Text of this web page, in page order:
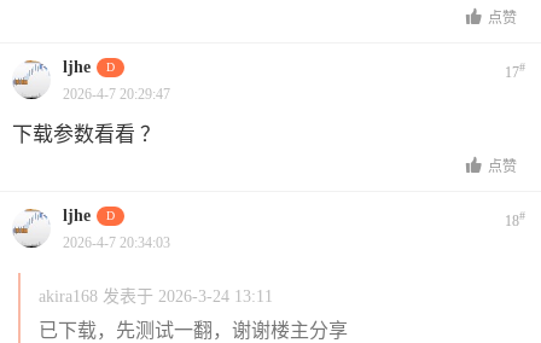
点赞
ljhe D 17#
2026-4-7 20:29:47
下载参数看看 ？
点赞
ljhe D 18#
2026-4-7 20:34:03
akira168 发表于 2026-3-24 13:11
已下载，先测试一翻，谢谢楼主分享